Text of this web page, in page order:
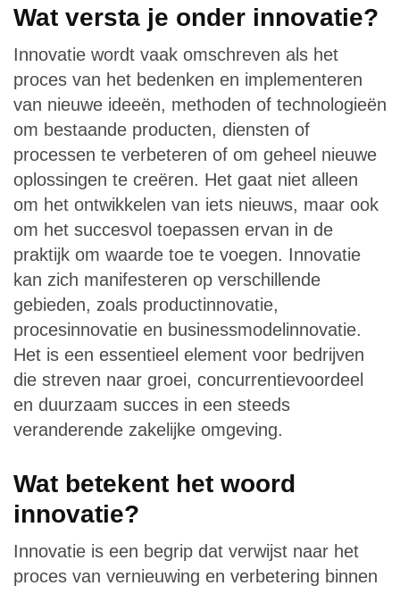
Wat versta je onder innovatie?
Innovatie wordt vaak omschreven als het
proces van het bedenken en implementeren
van nieuwe ideeën, methoden of technologieën
om bestaande producten, diensten of
processen te verbeteren of om geheel nieuwe
oplossingen te creëren. Het gaat niet alleen
om het ontwikkelen van iets nieuws, maar ook
om het succesvol toepassen ervan in de
praktijk om waarde toe te voegen. Innovatie
kan zich manifesteren op verschillende
gebieden, zoals productinnovatie,
procesinnovatie en businessmodelinnovatie.
Het is een essentieel element voor bedrijven
die streven naar groei, concurrentievoordeel
en duurzaam succes in een steeds
veranderende zakelijke omgeving.
Wat betekent het woord
innovatie?
Innovatie is een begrip dat verwijst naar het
proces van vernieuwing en verbetering binnen